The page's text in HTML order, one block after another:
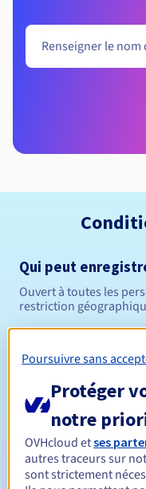
Qui peut
Ouvert à toutes les
restriction
Durée de réservation
Durée de
Poursuivre sans
Protéger
notre
OVHcloud etses
autres traceurs sur
sont strictement